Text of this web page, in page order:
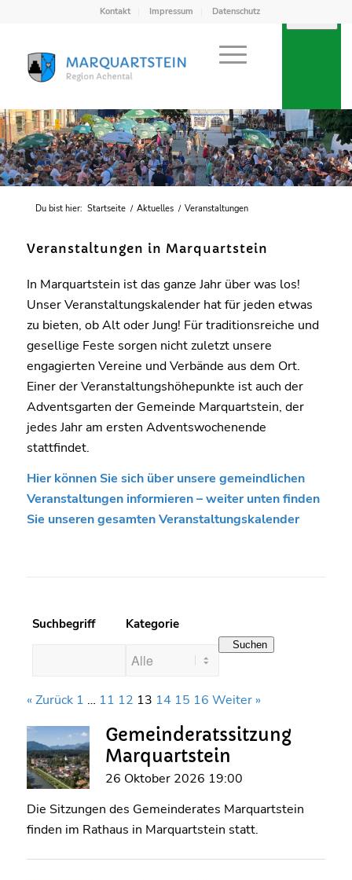
Kontakt Impressum Datenschutz
Du bist hier: Startseite / Aktuelles / Veranstaltungen
Veranstaltungen in Marquartstein
In Marquartstein ist das ganze Jahr über was los!
Unser Veranstaltungskalender hat für jeden etwas
zu bieten, ob Alt oder Jung! Für traditionsreiche und
gesellige Feste sorgen nicht zuletzt unsere
engagierten Vereine und Verbände aus dem Ort.
Einer der Veranstaltungshöhepunkte ist auch der
Adventsgarten der Gemeinde Marquartstein, der
jedes Jahr am ersten Adventswochenende
stattfindet.
Hier können Sie sich über unsere gemeindlichen
Veranstaltungen informieren – weiter unten finden
Sie unseren gesamten Veranstaltungskalender
Suchbegriff Kategorie
Suchen
« Zurück 1 … 11 12 13 14 15 16 Weiter »
Gemeinderatssitzung
Marquartstein
26 Oktober 2026 19:00
Die Sitzungen des Gemeinderates Marquartstein
finden im Rathaus in Marquartstein statt.